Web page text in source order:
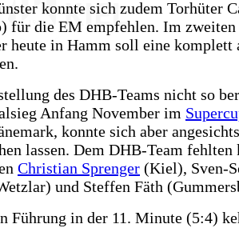
konnte sich zudem Torhüter
für die EM empfehlen. Im zweiten
heute in Hamm soll eine komplett
des DHB-Teams nicht so
Anfang November im
konnte sich aber
lassen. Dem DHB-Team
Christian Sprenger (Kiel), Sven-
und Steffen Fäth
Führung in der 11. Minute (5:4)